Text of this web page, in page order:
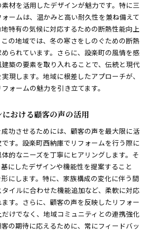
材を活用したデザインが魅力です。特に三
ームは、温かみと高い耐久性を兼ね備えて
特有の気候に対応するための断熱性能向上
の地域では、冬の寒さをしのぐための断熱
られています。さらに、設楽町の風情を感
築の要素を取り入れることで、伝統と現代
現します。地域に根差したアプローチが、
ォームの魅力を引き立てます。
における顧客の声の活用
功させるためには、顧客の声を最大限に活
す。設楽町西納庫でリフォームを行う際に
的なニーズを丁寧にヒアリングします。そ
にしたデザインや機能性を提案すること
にします。特に、家族構成の変化に伴う間
イルに合わせた機能追加など、柔軟に対応
す。さらに、顧客の声を反映したリフォー
けでなく、地域コミュニティとの連携強化
の期待に応えるために、常にフィードバッ